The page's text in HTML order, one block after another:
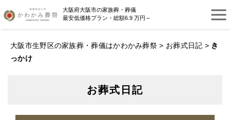
大阪府大阪市の家族葬・葬儀
最安低価格プラン・総額6.9 万円～
大阪市生野区の家族葬・葬儀はかわかみ葬祭 > お葬式日記 > き
っかけ
お葬式日記